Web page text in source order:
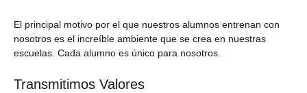
El principal motivo por el que nuestros alumnos entrenan con
nosotros es el increíble ambiente que se crea en nuestras
escuelas. Cada alumno es único para nosotros.
Transmitimos Valores